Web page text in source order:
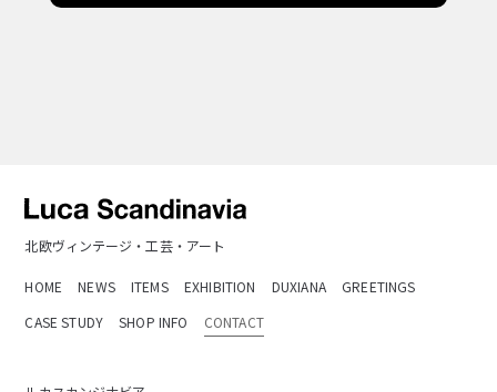
北欧ヴィンテージ・工芸・アート
HOME NEWS ITEMS EXHIBITION DUXIANA
GREETINGS
CASE STUDY
SHOP INFO CONTACT